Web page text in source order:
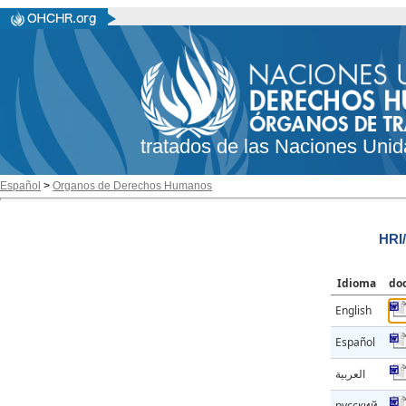
tratados de las Naciones
Español > Organos de Derechos Humanos
Idioma
English
Español
العربية